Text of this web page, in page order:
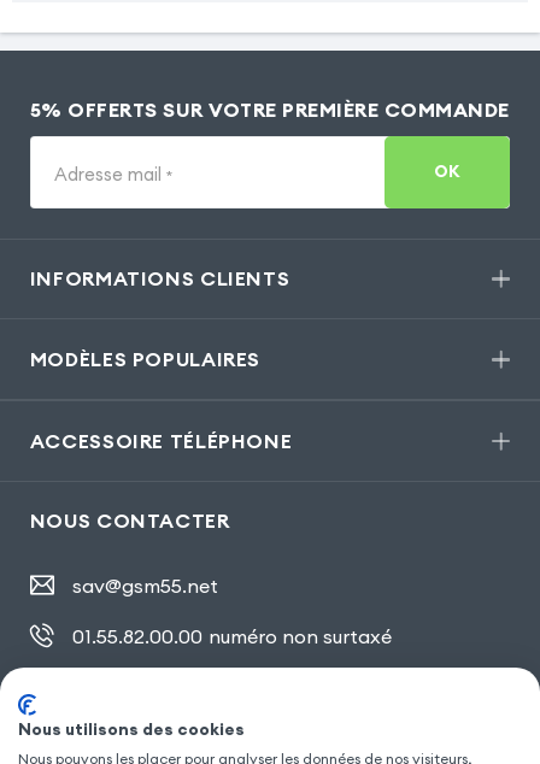
5% OFFERTS SUR VOTRE PREMIÈRE COMMANDE
Adresse mail * OK
INFORMATIONS CLIENTS
MODÈLES POPULAIRES
ACCESSOIRE TÉLÉPHONE
NOUS CONTACTER
sav@gsm55.net
01.55.82.00.00 numéro non surtaxé
Nous utilisons des cookies
Nous pouvons les placer pour analyser les données de nos visiteurs,